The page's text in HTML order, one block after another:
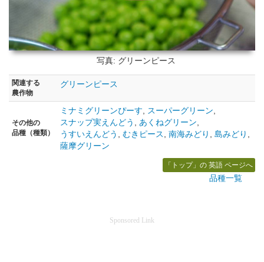
写真: グリーンピース
関連する
農作物
グリーンピース
その他の
品種（種類）
ミナミグリーンぴーす スーパーグリーン
スナップ実えんどう
あくねグリーン
うすいえんどう
むきピース 南海みどり 島みどり
薩摩グリーン
「トップ」の 英語 ページへ
品種一覧
Sponsored Link